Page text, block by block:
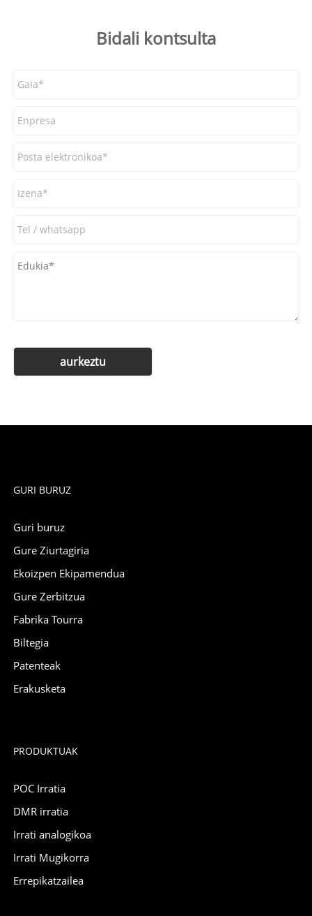
Bidali kontsulta
GURI BURUZ
Guri buruz
Gure Ziurtagiria
Ekoizpen Ekipamendua
Gure Zerbitzua
Fabrika Tourra
Biltegia
Patenteak
Erakusketa
PRODUKTUAK
POC Irratia
DMR irratia
Irrati analogikoa
Irrati Mugikorra
Errepikatzailea